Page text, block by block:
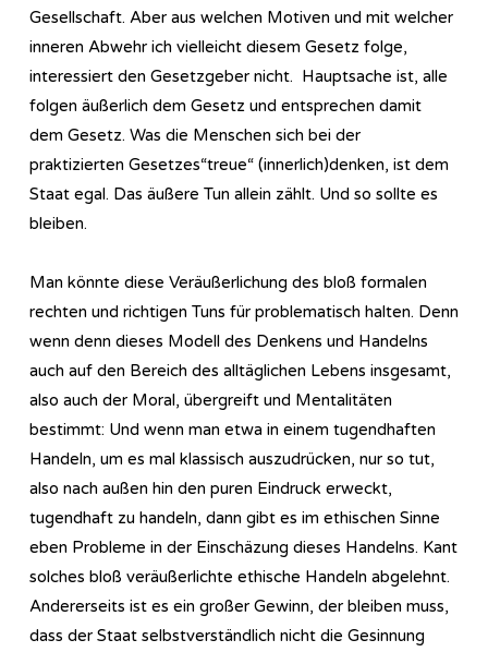
Gesellschaft. Aber aus welchen Motiven und mit welcher
inneren Abwehr ich vielleicht diesem Gesetz folge,
interessiert den Gesetzgeber nicht. Hauptsache ist, alle
folgen äußerlich dem Gesetz und entsprechen damit
dem Gesetz. Was die Menschen sich bei der
praktizierten Gesetzes“treue“ (innerlich)denken, ist dem
Staat egal. Das äußere Tun allein zählt. Und so sollte es
bleiben.
Man könnte diese Veräußerlichung des bloß formalen
rechten und richtigen Tuns für problematisch halten. Denn
wenn denn dieses Modell des Denkens und Handelns
auch auf den Bereich des alltäglichen Lebens insgesamt,
also auch der Moral, übergreift und Mentalitäten
bestimmt: Und wenn man etwa in einem tugendhaften
Handeln, um es mal klassisch auszudrücken, nur so tut,
also nach außen hin den puren Eindruck erweckt,
tugendhaft zu handeln, dann gibt es im ethischen Sinne
eben Probleme in der Einschäzung dieses Handelns. Kant
solches bloß veräußerlichte ethische Handeln abgelehnt.
Andererseits ist es ein großer Gewinn, der bleiben muss,
dass der Staat selbstverständlich nicht die Gesinnung